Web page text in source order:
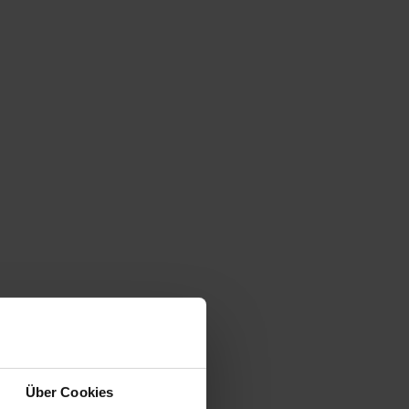
Über Cookies